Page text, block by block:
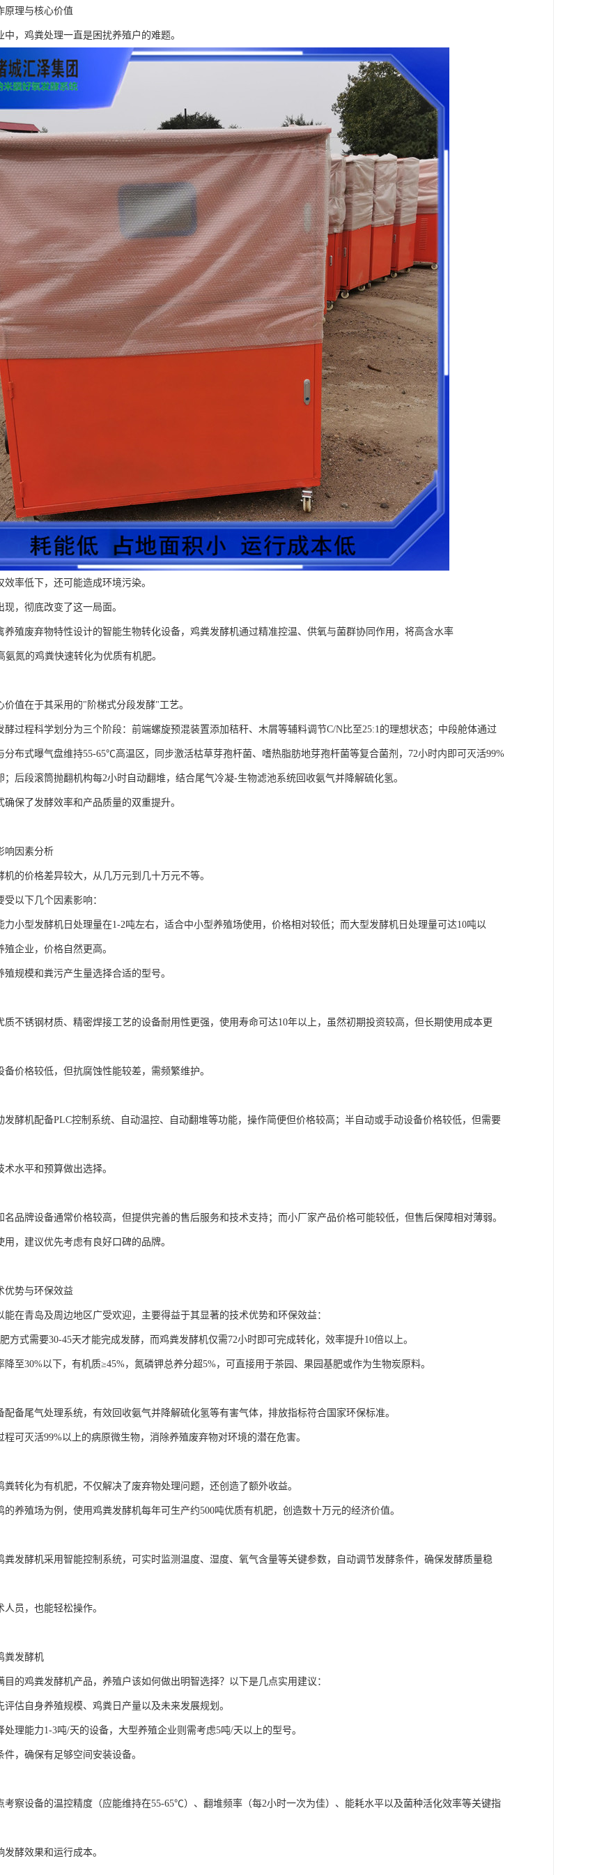
原理与核心价值
，鸡粪处理一直是困扰养殖户的难题。
率低下，还可能造成环境污染。
，彻底改变了这一局面。
养殖废弃物特性设计的智能生物转化设备，鸡粪发酵机通过精准控温、供氧与菌群协同作用，将高含水率
氨氮的鸡粪快速转化为优质有机肥。
价值在于其采用的"阶梯式分段发酵"工艺。
酵过程科学划分为三个阶段：前端螺旋预混装置添加秸秆、木屑等辅料调节C/N比至25:1的理想状态；中段舱体通过
分布式曝气盘维持55-65℃高温区，同步激活枯草芽孢杆菌、嗜热脂肪地芽孢杆菌等复合菌剂，72小时内即可灭活99%
；后段滚筒抛翻机构每2小时自动翻堆，结合尾气冷凝-生物滤池系统回收氨气并降解硫化氢。
保了发酵效率和产品质量的双重提升。
响因素分析
机的价格差异较大，从几万元到几十万元不等。
以下几个因素影响：
力小型发酵机日处理量在1-2吨左右，适合中小型养殖场使用，价格相对较低；而大型发酵机日处理量可达10吨以
殖企业，价格自然更高。
殖规模和粪污产生量选择合适的型号。
质不锈钢材质、精密焊接工艺的设备耐用性更强，使用寿命可达10年以上，虽然初期投资较高，但长期使用成本更
备价格较低，但抗腐蚀性能较差，需频繁维护。
发酵机配备PLC控制系统、自动温控、自动翻堆等功能，操作简便但价格较高；半自动或手动设备价格较低，但需要
水平和预算做出选择。
名品牌设备通常价格较高，但提供完善的售后服务和技术支持；而小厂家产品价格可能较低，但售后保障相对薄弱。
，建议优先考虑有良好口碑的品牌。
优势与环保效益
能在青岛及周边地区广受欢迎，主要得益于其显著的技术优势和环保效益：
方式需要30-45天才能完成发酵，而鸡粪发酵机仅需72小时即可完成转化，效率提升10倍以上。
降至30%以下，有机质≥45%，氮磷钾总养分超5%，可直接用于茶园、果园基肥或作为生物炭原料。
配备尾气处理系统，有效回收氨气并降解硫化氢等有害气体，排放指标符合国家环保标准。
程可灭活99%以上的病原微生物，消除养殖废弃物对环境的潜在危害。
粪转化为有机肥，不仅解决了废弃物处理问题，还创造了额外收益。
的养殖场为例，使用鸡粪发酵机每年可生产约500吨优质有机肥，创造数十万元的经济价值。
粪发酵机采用智能控制系统，可实时监测温度、湿度、氧气含量等关键参数，自动调节发酵条件，确保发酵质量稳
人员，也能轻松操作。
粪发酵机
目的鸡粪发酵机产品，养殖户该如何做出明智选择？以下是几点实用建议：
评估自身养殖规模、鸡粪日产量以及未来发展规划。
处理能力1-3吨/天的设备，大型养殖企业则需考虑5吨/天以上的型号。
件，确保有足够空间安装设备。
考察设备的温控精度（应能维持在55-65℃）、翻堆频率（每2小时一次为佳）、能耗水平以及菌种活化效率等关键指
酵效果和运行成本。